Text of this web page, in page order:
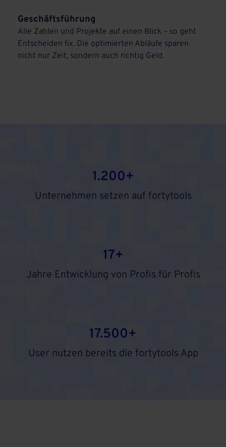
Geschäftsführung
Alle Zahlen und Projekte auf einen Blick – so geht
Entscheiden fix. Die optimierten Abläufe sparen
nicht nur Zeit, sondern auch richtig Geld.
1.200+
Unternehmen setzen auf fortytools
17+
Jahre Entwicklung von Profis für Profis
17.500+
User nutzen bereits die fortytools App